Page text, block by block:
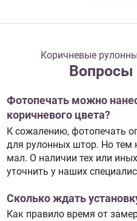
Коричневые
Вопросы
Фотопечать можно
коричневого цвета?
К сожалению, фотопечать
для рулонных штор. Но тем
мал. О наличии тех или
уточнить у наших
Сколько ждать
Как правило время от